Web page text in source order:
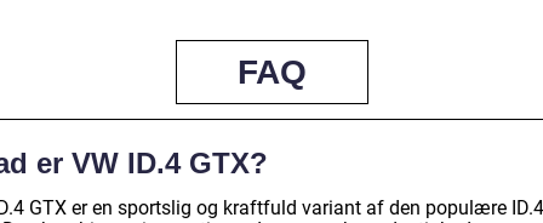
FAQ
er VW ID.4 GTX?
GTX er en sportslig og kraftfuld variant af den populære ID.4